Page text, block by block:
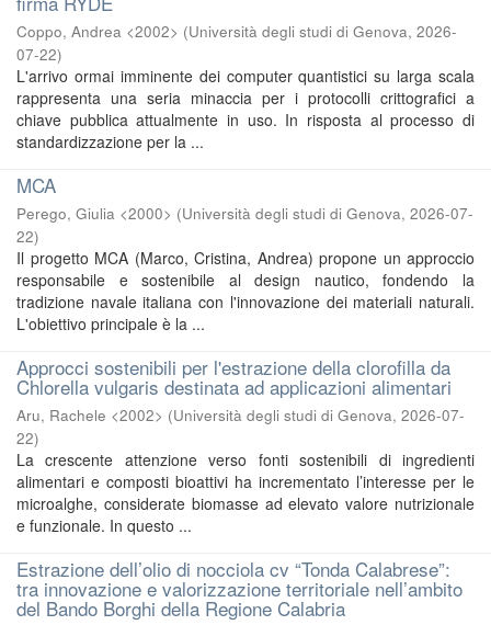
Coppo, Andrea <2002> (Università degli studi di Genova, 2026-
07-22)
L'arrivo ormai imminente dei computer quantistici su larga scala
rappresenta una seria minaccia per i protocolli crittografici a
chiave pubblica attualmente in uso. In risposta al processo di
standardizzazione per la ...
MCA
Perego, Giulia <2000> (Università degli studi di Genova, 2026-07-
22)
Il progetto MCA (Marco, Cristina, Andrea) propone un approccio
responsabile e sostenibile al design nautico, fondendo la
tradizione navale italiana con l'innovazione dei materiali naturali.
L'obiettivo principale è la ...
Approcci sostenibili per l'estrazione della clorofilla da
Chlorella vulgaris destinata ad applicazioni alimentari
Aru, Rachele <2002> (Università degli studi di Genova, 2026-07-
22)
La crescente attenzione verso fonti sostenibili di ingredienti
alimentari e composti bioattivi ha incrementato l’interesse per le
microalghe, considerate biomasse ad elevato valore nutrizionale
e funzionale. In questo ...
Estrazione dell’olio di nocciola cv “Tonda Calabrese”:
tra innovazione e valorizzazione territoriale nell’ambito
del Bando Borghi della Regione Calabria